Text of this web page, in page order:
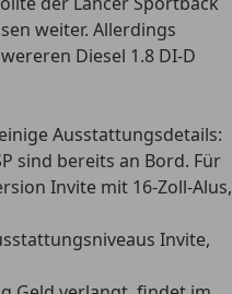
weiter. Allerdings
Diesel 1.8 DI-D
Ausstattungsdetails:
sind bereits an Bord. Für
Invite mit 16-Zoll-Alus,
Invite,